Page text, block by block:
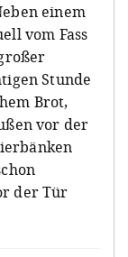
einem
vom Fass
Stunde
Brot,
vor der
der Tür